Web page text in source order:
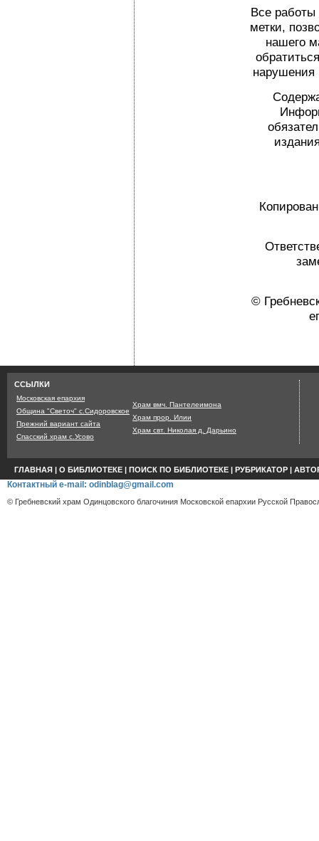
Все
метки,
нашего
нарушения
©
ССЫЛКИ
Московская епархия
Община "Светоч" с.Сидоровское
Прежний вариант сайта
Спасский храм с.Усово
Храм вмч. Пантелеимона
Храм прор. Илии
Храм свт. Николая д. Дарьино
ГЛАВНАЯ | О БИБЛИОТЕКЕ | ПОИСК ПО БИБЛИОТЕКЕ | РУБРИКАТОР |
Контактный e-mail: odinblag@gmail.com
© Гребневский храм Одинцовского благочиния Московской епархии Русской